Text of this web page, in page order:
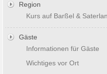
Region
Kurs auf Barßel &
Gäste
Informationen für Gäste
Wichtiges vor Ort